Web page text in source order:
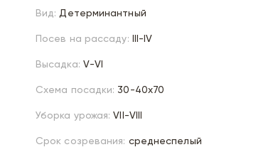
Вид: Детерминантный
Посев на рассаду: III-IV
Высадка: V-VI
Схема посадки: 30-40х70
Уборка урожая: VII-VIII
Срок созревания: среднеспелый